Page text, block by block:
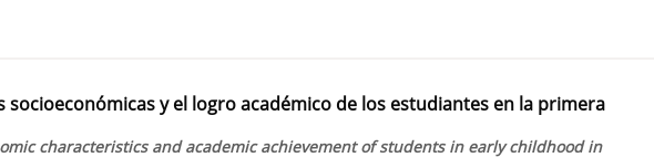
socioeconómicas y el logro académico de los estudiantes en la primera
characteristics and academic achievement of students in early childhood in